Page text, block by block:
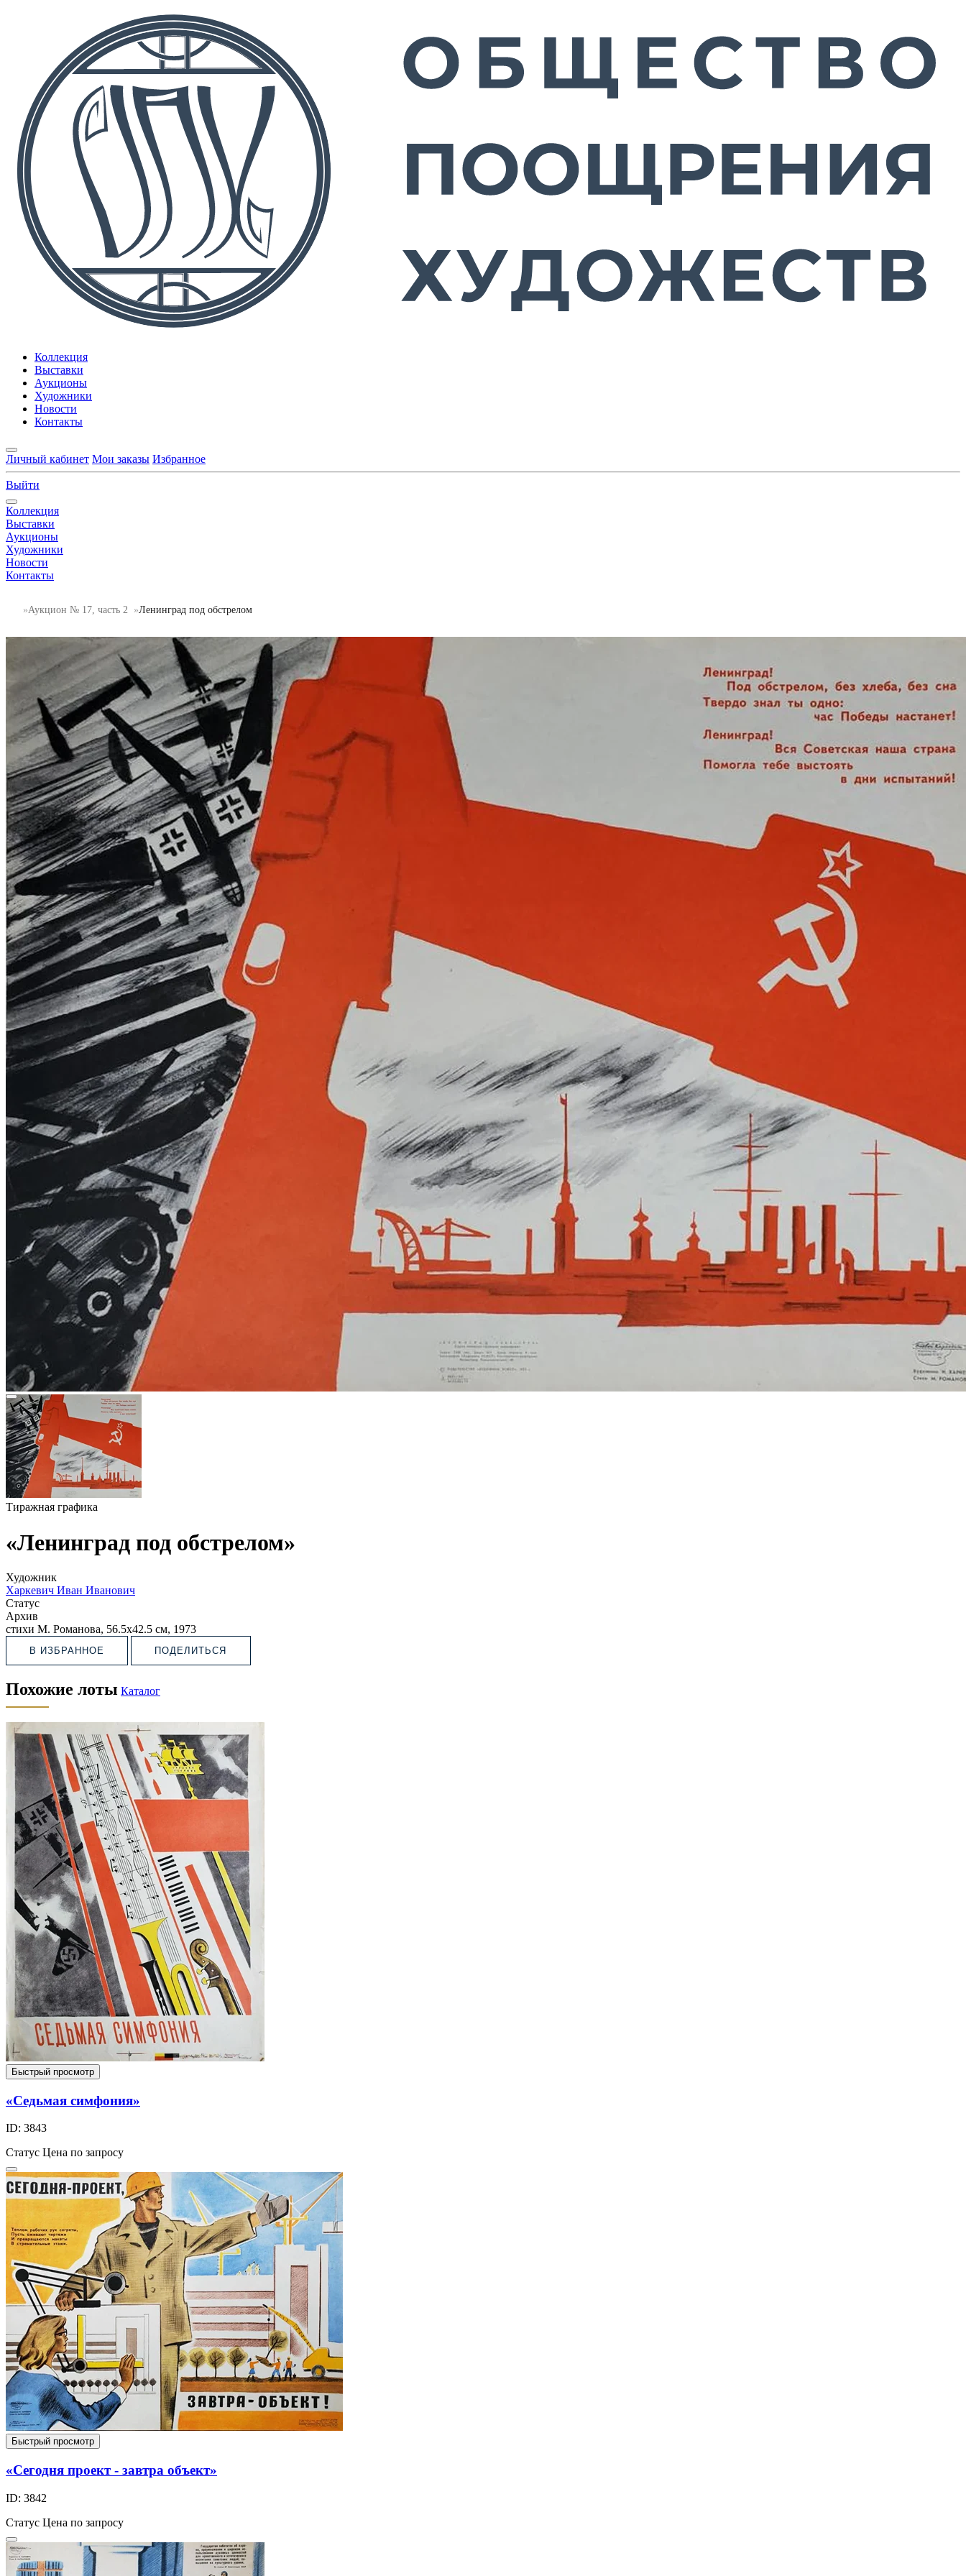
Коллекция
Выставки
Аукционы
Художники
Новости
Контакты
Личный кабинет Мои заказы Избранное
Выйти
Коллекция
Выставки
Аукционы
Художники
Новости
Контакты
Аукцион № 17, часть 2 Ленинград под обстрелом
Тиражная графика
«Ленинград под обстрелом»
Художник
Харкевич Иван Иванович
Статус
Архив
стихи М. Романова, 56.5х42.5 см, 1973
В ИЗБРАННОЕ ПОДЕЛИТЬСЯ
Похожие лоты Каталог
Быстрый просмотр
«Седьмая симфония»
ID: 3843
Статус Цена по запросу
Быстрый просмотр
«Сегодня проект - завтра объект»
ID: 3842
Статус Цена по запросу